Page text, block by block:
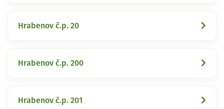
Hrabenov č.p. 20
Hrabenov č.p. 200
Hrabenov č.p. 201